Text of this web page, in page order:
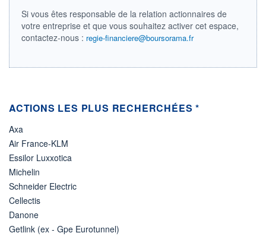
0,00 GBX -
PROCHAIN
DIVIDENDE
Si vous êtes responsable de la relation actionnaires de
votre entreprise et que vous souhaitez activer cet espace,
contactez-nous : regie-financiere@boursorama.fr
ACTIONS LES PLUS RECHERCHÉES *
Axa
Air France-KLM
Essilor Luxxotica
Michelin
Schneider Electric
Cellectis
Danone
Getlink (ex - Gpe Eurotunnel)